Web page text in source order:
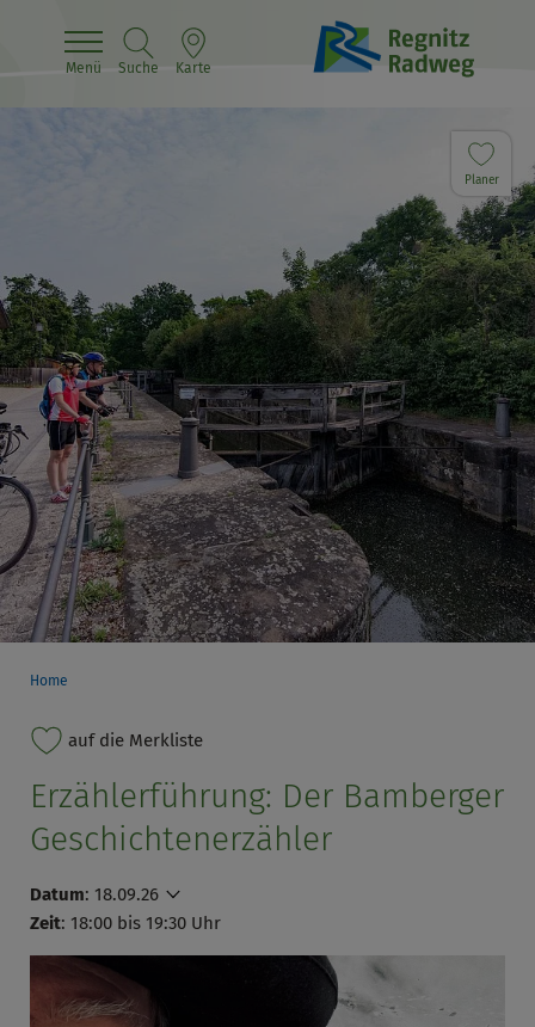
Menü Suche Karte
Planer
Home
auf die Merkliste
Erzählerführung: Der Bamberger
Geschichtenerzähler
Datum: 18.09.26
Zeit: 18:00 bis 19:30 Uhr